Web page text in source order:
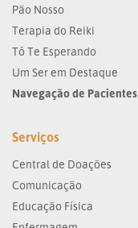
Pão Nosso
Terapia do Reiki
Tô Te Esperando
Um Ser em Destaque
Navegação de Pacientes
Serviços
Central de Doações
Comunicação
Educação Física